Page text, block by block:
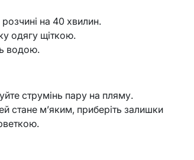
на 40 хвилин.
одягу щіткою.
водою.
струмінь пару на пляму.
стане м’яким, приберіть залишки